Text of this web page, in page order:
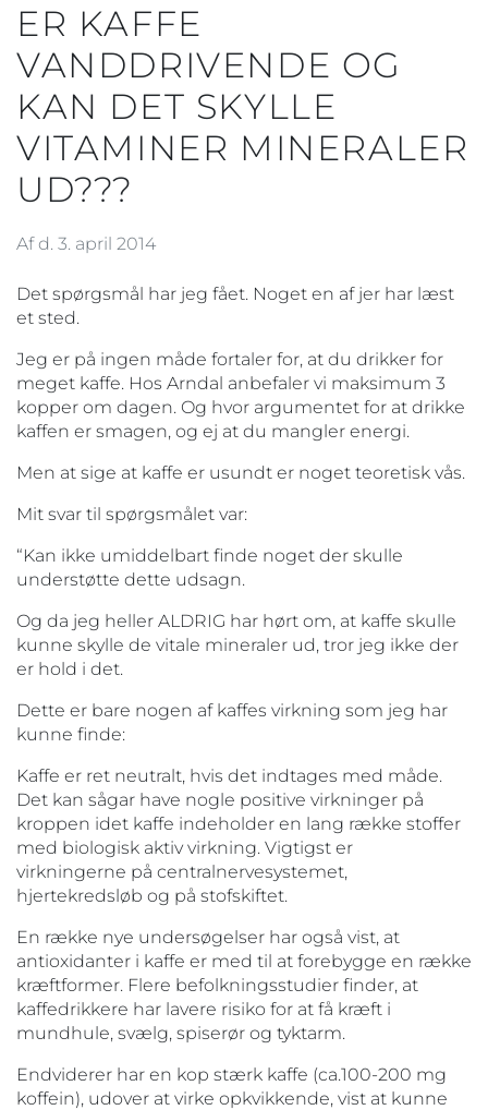
ER KAFFE
VANDDRIVENDE OG
KAN DET SKYLLE
VITAMINER MINERALER
UD???
Af d. 3. april 2014
Det spørgsmål har jeg fået. Noget en af jer har læst
et sted.
Jeg er på ingen måde fortaler for, at du drikker for
meget kaffe. Hos Arndal anbefaler vi maksimum 3
kopper om dagen. Og hvor argumentet for at drikke
kaffen er smagen, og ej at du mangler energi.
Men at sige at kaffe er usundt er noget teoretisk vås.
Mit svar til spørgsmålet var:
“Kan ikke umiddelbart finde noget der skulle
understøtte dette udsagn.
Og da jeg heller ALDRIG har hørt om, at kaffe skulle
kunne skylle de vitale mineraler ud, tror jeg ikke der
er hold i det.
Dette er bare nogen af kaffes virkning som jeg har
kunne finde:
Kaffe er ret neutralt, hvis det indtages med måde.
Det kan sågar have nogle positive virkninger på
kroppen idet kaffe indeholder en lang række stoffer
med biologisk aktiv virkning. Vigtigst er
virkningerne på centralnervesystemet,
hjertekredsløb og på stofskiftet.
En række nye undersøgelser har også vist, at
antioxidanter i kaffe er med til at forebygge en række
kræftformer. Flere befolkningsstudier finder, at
kaffedrikkere har lavere risiko for at få kræft i
mundhule, svælg, spiserør og tyktarm.
Endviderer har en kop stærk kaffe (ca.100-200 mg
koffein), udover at virke opkvikkende, vist at kunne